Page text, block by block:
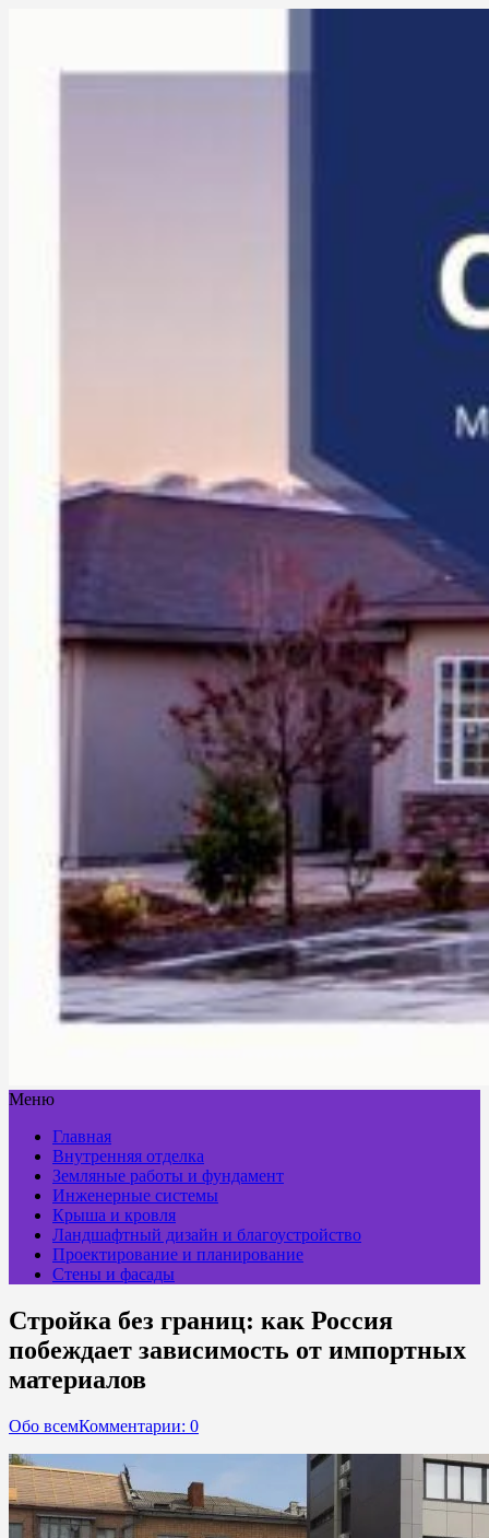
Меню
Главная
Внутренняя отделка
Земляные работы и фундамент
Инженерные системы
Крыша и кровля
Ландшафтный дизайн и благоустройство
Проектирование и планирование
Стены и фасады
Стройка без границ: как Россия
побеждает зависимость от импортных
материалов
Обо всемКомментарии: 0